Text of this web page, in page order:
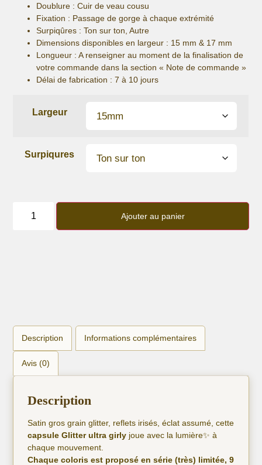
Doublure : Cuir de veau cousu
Fixation : Passage de gorge à chaque extrémité
Surpiqûres : Ton sur ton, Autre
Dimensions disponibles en largeur : 15 mm & 17 mm
Longueur : A renseigner au moment de la finalisation de
votre commande dans la section « Note de commande »
Délai de fabrication : 7 à 10 jours
Largeur
Surpiqures
Bracelet
Ajouter au panier
Description Informations complémentaires
Avis (0)
Description
Satin gros grain glitter, reflets irisés, éclat assumé, cette
capsule Glitter ultra girly joue avec la lumière✨ à
chaque mouvement.
Chaque coloris est proposé en série (très) limitée, 9